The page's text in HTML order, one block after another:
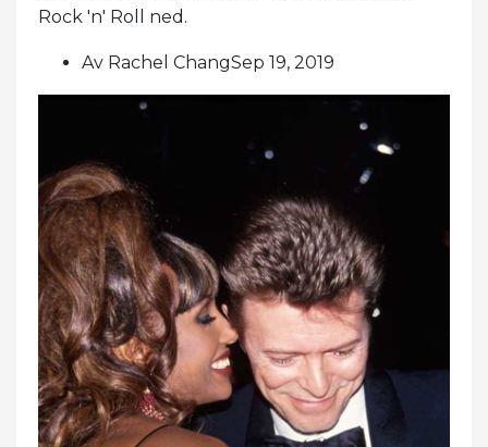
Rock 'n' Roll ned.
Av Rachel ChangSep 19, 2019